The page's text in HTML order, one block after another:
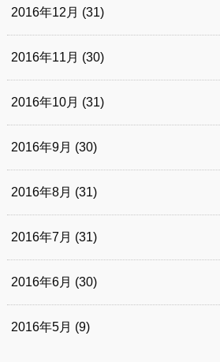
2016年12月 (31)
2016年11月 (30)
2016年10月 (31)
2016年9月 (30)
2016年8月 (31)
2016年7月 (31)
2016年6月 (30)
2016年5月 (9)